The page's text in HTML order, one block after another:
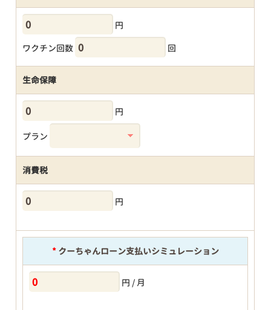
円
ワクチン回数
回
生命保障
円
プラン
消費税
円
*クーちゃんローン支払いシミュレーション
円 / 月